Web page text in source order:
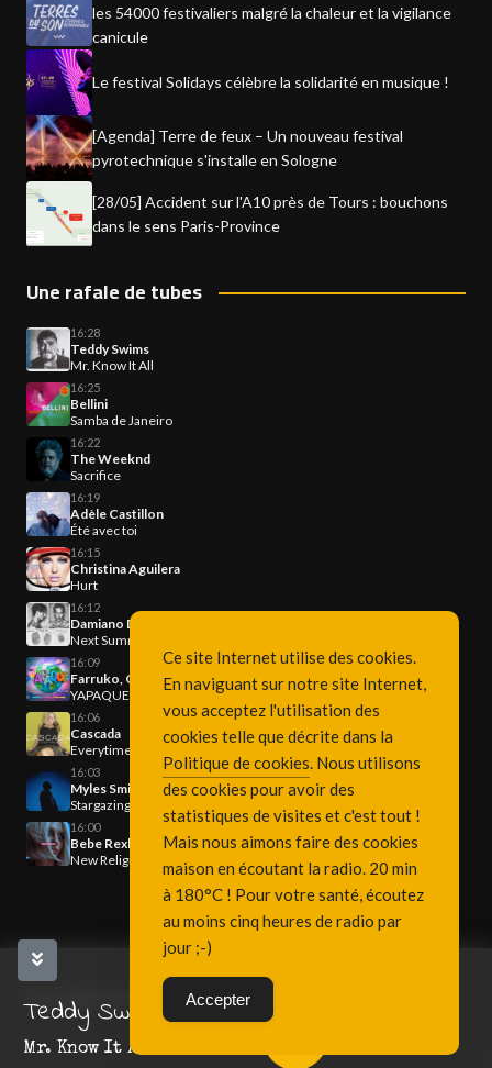
les 54000 festivaliers malgré la chaleur et la vigilance
canicule
Le festival Solidays célèbre la solidarité en musique !
[Agenda] Terre de feux – Un nouveau festival
pyrotechnique s'installe en Sologne
[28/05] Accident sur l'A10 près de Tours : bouchons
dans le sens Paris-Province
Une rafale de tubes
16:28
Teddy Swims
Mr. Know It All
16:25
Bellini
Samba de Janeiro
16:22
The Weeknd
Sacrifice
16:19
Adèle Castillon
Été avec toi
16:15
Christina Aguilera
Hurt
16:12
Damiano David
Next Summer
16:09
Farruko, Greeicy & Steve Aoki
YAPAQUE
16:06
Cascada
Everytime We Touch
16:03
Myles Smith
Stargazing
16:00
Bebe Rexha
New Religion
Teddy Swims
Mr. Know It All.
Copyright Fréquence 3, since 2001
Ce site Internet utilise des cookies.
En naviguant sur notre site Internet,
vous acceptez l'utilisation des
cookies telle que décrite dans la
Politique de cookies. Nous utilisons
des cookies pour avoir des
statistiques de visites et c'est tout !
Mais nous aimons faire des cookies
maison en écoutant la radio. 20 min
à 180°C ! Pour votre santé, écoutez
au moins cinq heures de radio par
jour ;-)
Accepter